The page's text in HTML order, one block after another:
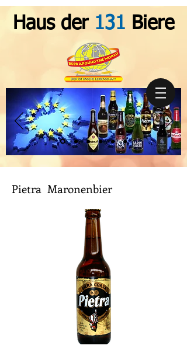
Haus der 131 Biere
Pietra Maronenbier